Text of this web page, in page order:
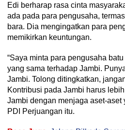
Edi berharap rasa cinta
ada pada para pengusaha,
bara. Dia mengingatkan para
memikirkan keuntungan.
“Saya minta para pengusaha
yang sama terhadap Jambi.
Jambi. Tolong ditingkatkan,
Kontribusi pada Jambi harus
Jambi dengan menjaga aset-aset
PDI Perjuangan itu.